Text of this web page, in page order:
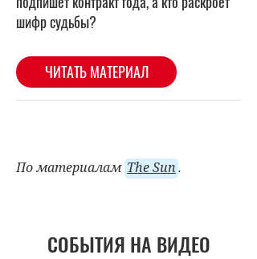
По материалам The Sun.
СОБЫТИЯ НА ВИДЕО